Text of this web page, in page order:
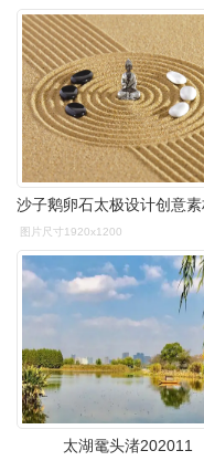
图片尺寸1920x1200
太湖鼋头渚202011